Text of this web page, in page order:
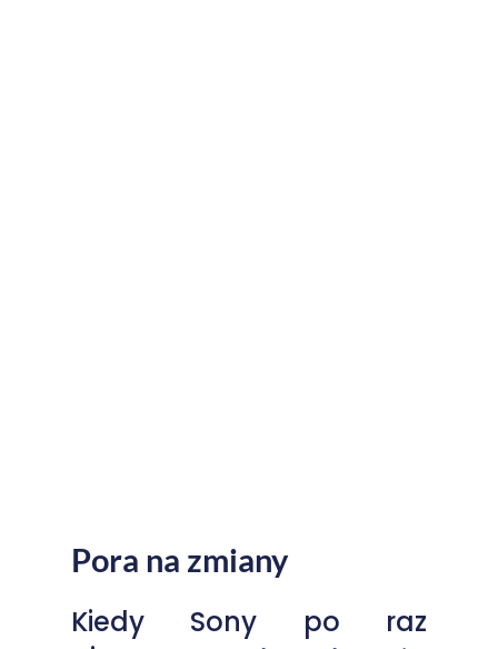
Pora na zmiany
Kiedy Sony po raz